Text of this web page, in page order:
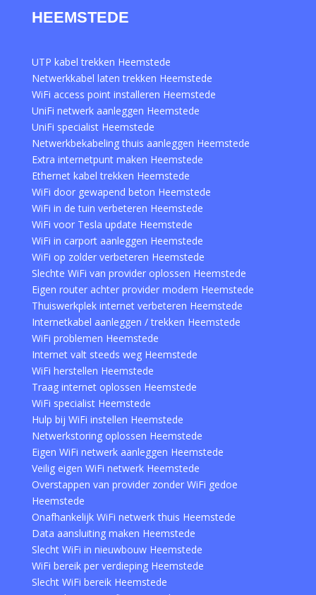
HEEMSTEDE
UTP kabel trekken Heemstede
Netwerkkabel laten trekken Heemstede
WiFi access point installeren Heemstede
UniFi netwerk aanleggen Heemstede
UniFi specialist Heemstede
Netwerkbekabeling thuis aanleggen Heemstede
Extra internetpunt maken Heemstede
Ethernet kabel trekken Heemstede
WiFi door gewapend beton Heemstede
WiFi in de tuin verbeteren Heemstede
WiFi voor Tesla update Heemstede
WiFi in carport aanleggen Heemstede
WiFi op zolder verbeteren Heemstede
Slechte WiFi van provider oplossen Heemstede
Eigen router achter provider modem Heemstede
Thuiswerkplek internet verbeteren Heemstede
Internetkabel aanleggen / trekken Heemstede
WiFi problemen Heemstede
Internet valt steeds weg Heemstede
WiFi herstellen Heemstede
Traag internet oplossen Heemstede
WiFi specialist Heemstede
Hulp bij WiFi instellen Heemstede
Netwerkstoring oplossen Heemstede
Eigen WiFi netwerk aanleggen Heemstede
Veilig eigen WiFi netwerk Heemstede
Overstappen van provider zonder WiFi gedoe
Heemstede
Onafhankelijk WiFi netwerk thuis Heemstede
Data aansluiting maken Heemstede
Slecht WiFi in nieuwbouw Heemstede
WiFi bereik per verdieping Heemstede
Slecht WiFi bereik Heemstede